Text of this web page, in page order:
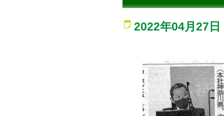
2022年04月27日